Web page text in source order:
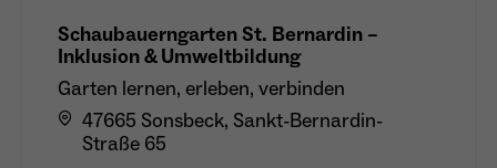
Laufzeit 4 Monate
Zweck
- Wird von Google Ads / Google Tag Manager
verwendet - Dient der Conversion-Erfassung
und Werbewirksamkeitsmessung - Hilft zu
verstehen, wie Nutzer mit Anzeigen
Schaubauerngarten St. Bernardin –
Inklusion & Umweltbildung
Garten lernen, erleben, verbinden
47665 Sonsbeck, Sankt-Bernardin-
Straße 65